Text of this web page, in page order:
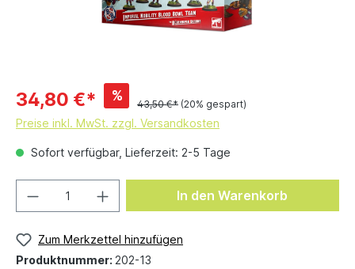
34,80 €* %
43,50 €* (20% gespart)
Preise inkl. MwSt. zzgl. Versandkosten
Sofort verfügbar, Lieferzeit: 2-5 Tage
In den Warenkorb
Zum Merkzettel hinzufügen
Produktnummer: 202-13